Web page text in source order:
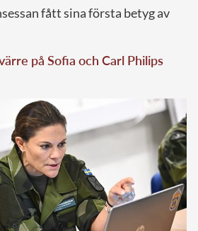
fått sina första betyg av
på Sofia och Carl Philips